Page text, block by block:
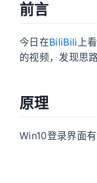
前言
今日在BiliBili上
的视频，发现思
原理
Win10登录界面有